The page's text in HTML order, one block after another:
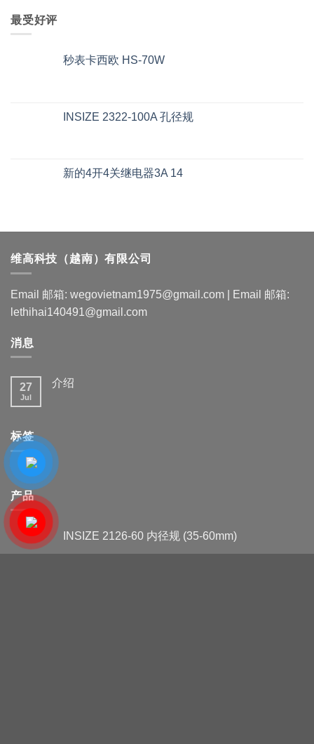
最受好评
秒表卡西欧 HS-70W
INSIZE 2322-100A 孔径规
新的4开4关继电器3A 14
维高科技（越南）有限公司
Email 邮箱: wegovietnam1975@gmail.com | Email 邮箱:
lethihai140491@gmail.com
消息
27
Jul
介绍
标签
产品
INSIZE 2126-60 内径规 (35-60mm)